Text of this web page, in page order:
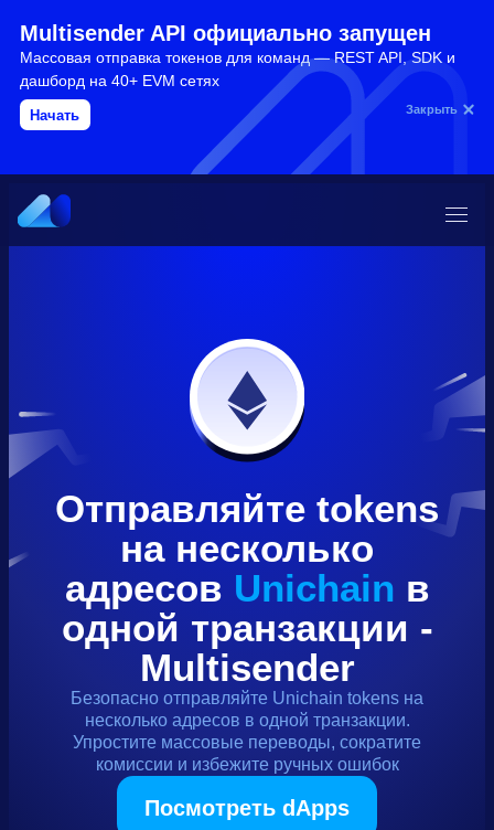
Multisender API официально запущен
Массовая отправка токенов для команд — REST API, SDK и
дашборд на 40+ EVM сетях
Начать Закрыть
Отправляйте tokens
на несколько
адресов Unichain в
одной транзакции -
Multisender
Безопасно отправляйте Unichain tokens на
несколько адресов в одной транзакции.
Упростите массовые переводы, сократите
комиссии и избежите ручных ошибок
Посмотреть dApps